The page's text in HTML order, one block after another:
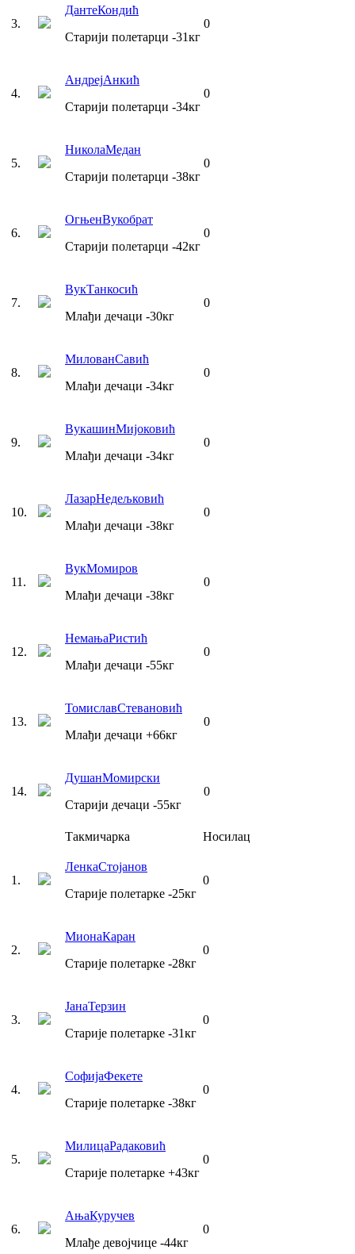
3.
ДантеКондић
Старији полетарци -31кг
0
4.
АндрејАнкић
Старији полетарци -34кг
0
5.
НиколаМедан
Старији полетарци -38кг
0
6.
ОгњенВукобрат
Старији полетарци -42кг
0
7.
ВукТанкосић
Млађи дечаци -30кг
0
8.
МилованСавић
Млађи дечаци -34кг
0
9.
ВукашинМијоковић
Млађи дечаци -34кг
0
10.
ЛазарНедељковић
Млађи дечаци -38кг
0
11 .
ВукМомиров
Млађи дечаци -38кг
0
12.
НемањаРистић
Млађи дечаци -55кг
0
13.
ТомиславСтевановић
Млађи дечаци +66кг
0
14.
ДушанМомирски
Старији дечаци -55кг
0
Такмичарка Носилац
1 .
ЛенкаСтојанов
Старије полетарке -25кг
0
2.
МионаКаран
Старије полетарке -28кг
0
3.
ЈанаТерзин
Старије полетарке -31кг
0
4.
СофијаФекете
Старије полетарке -38кг
0
5.
МилицаРадаковић
Старије полетарке +43кг
0
6.
АњаКуручев
Млађе девојчице -44кг
0